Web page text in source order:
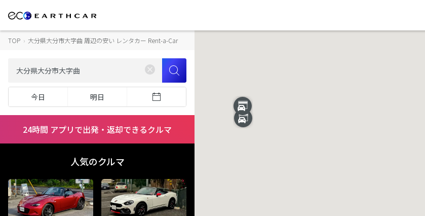
TOP › 大分県大分市大字曲 周辺の安い レンタカー Rent-a-Car
今日 明日
24時間 アプリで出発・返却できるクルマ
人気のクルマ